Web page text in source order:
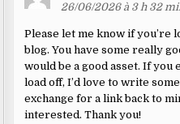
26/06/2026 à 3 h 32
Please let me know if
blog. You have some really
would be a good asset. If you
load off, I’d love to write
exchange for a link back to
interested. Thank you!